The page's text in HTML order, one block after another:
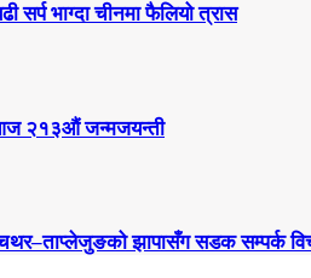
सर्प भाग्दा चीनमा फैलियो त्रास
२१३औं जन्मजयन्ती
झापासँग सडक सम्पर्क